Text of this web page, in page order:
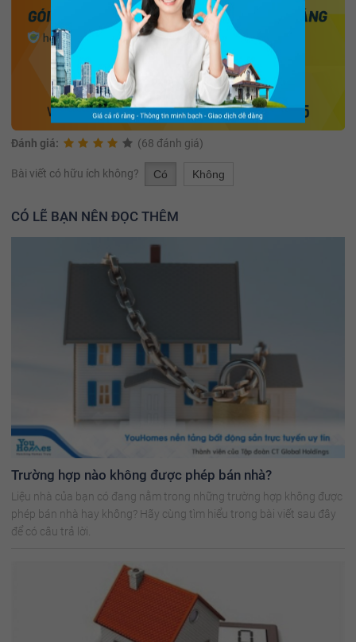
Đánh giá: (68 đánh giá)
Bài viết có hữu ích không? Có Không
CÓ LẼ BẠN NÊN ĐỌC THÊM
Trường hợp nào không được phép bán nhà?
Liệu nhà của bạn có đang nằm trong những trường hợp không được
phép bán nhà hay không? Hãy cùng tìm hiểu trong bài viết sau đây
để có câu trả lời.